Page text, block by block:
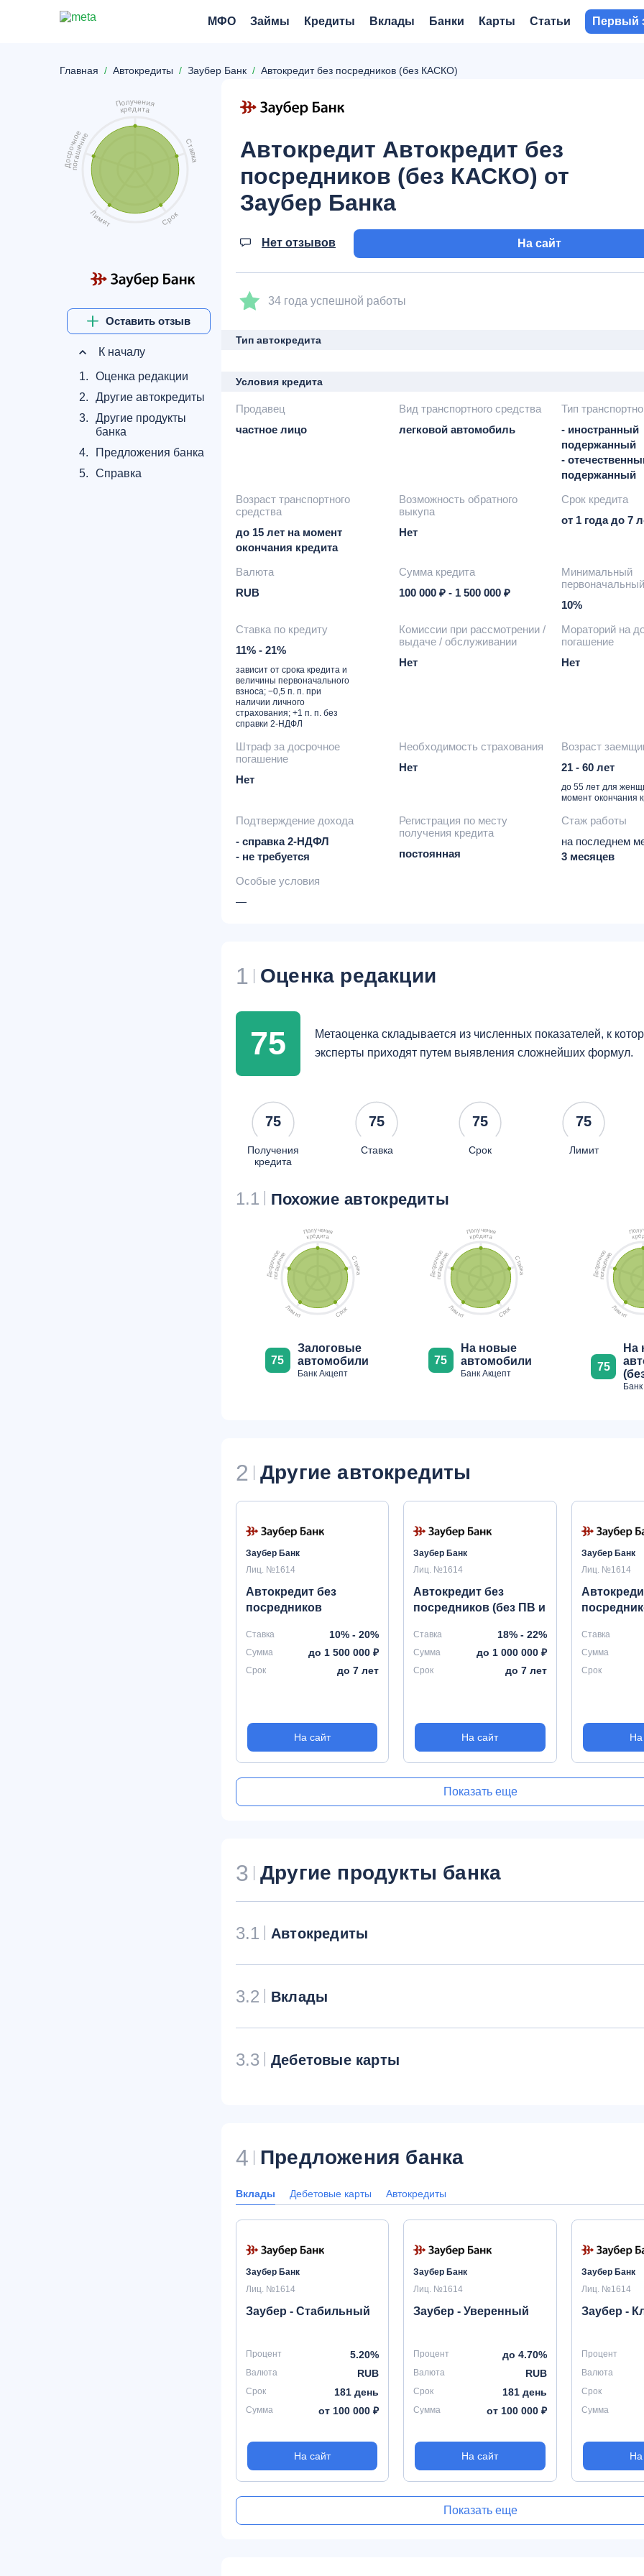
МФО Займы Кредиты Вклады Банки Карты Статьи Первый
Главная Автокредиты Заубер Банк Автокредит без посредников (без КАСКО)
Получения
кредита
С
т
а
в
к
а
Сро
к
Лимит
Д
о
с
р
о
ч
н
о
е
п
о
г
а
ш
е
н
и
е
Оставить отзыв
К началу
1.
Оценка редакции
2.
Другие автокредиты
3.
Другие продукты
банка
4.
Предложения банка
5.
Справка
Автокредит Автокредит без
посредников (без КАСКО) от
Заубер Банка
На сайт
Нет отзывов
34 года успешной работы
Тип автокредита
Условия кредита
Продавец
частное лицо
Вид транспортного средства
легковой автомобиль
Тип
- иностранный
подержанный
-
подержанный
Возраст транспортного
средства
до 15 лет на момент
окончания кредита
Возможность обратного
выкупа
Нет
Срок кредита
от 1 года до 7
Валюта
RUB
Сумма кредита
100 000 ₽ - 1 500 000 ₽
Минимальный
10%
Ставка по кредиту
11% - 21%
зависит от срока кредита и
величины первоначального
взноса; −0,5 п. п. при
наличии личного
страхования; +1 п. п. без
справки 2-НДФЛ
Комиссии при рассмотрении /
выдаче / обслуживании
Нет
Мораторий на
погашение
Нет
Штраф за досрочное
погашение
Нет
Необходимость страхования
Нет
Возраст
21 - 60 лет
до 55 лет для
момент окончания
Подтверждение дохода
- справка 2-НДФЛ
- не требуется
Регистрация по месту
получения кредита
постоянная
Стаж работы
на последнем
3 месяцев
Особые условия
—
1 Оценка редакции
75
Метаоценка складывается из численных показателей, к
эксперты приходят путем выявления сложнейших формул.
75
Получения
кредита
75
Ставка
75
Срок
75
Лимит
1.1 Похожие автокредиты
Получения
кредита
С
т
а
в
к
а
Сро
к
Лимит
Д
о
с
р
о
ч
но
е
п
о
г
а
ш
е
ни
е
75
Залоговые
автомобили
Банк Акцепт
Получения
кредита
С
т
а
в
к
а
Сро
к
Лимит
Д
о
с
р
о
ч
ное
п
о
г
а
ш
е
н
и
е
75
На новые
автомобили
Банк Акцепт
Полу
кре
Лимит
Д
о
с
р
о
ч
ное
п
о
г
а
ш
е
н
и
е
75
На
2 Другие автокредиты
Заубер Банк
Лиц. №1614
Автокредит без
посредников
Ставка 10% - 20%
Сумма до 1 500 000 ₽
Срок до 7 лет
На сайт
Заубер Банк
Лиц. №1614
Автокредит без
посредников (без ПВ и
Ставка 18% - 22%
Сумма до 1 000 000 ₽
Срок до 7 лет
На сайт
Заубер Банк
Лиц. №1614
Ставка
Сумма
Срок
На
Показать еще
3 Другие продукты банка
3.1 Автокредиты
3.2 Вклады
3.3 Дебетовые карты
4 Предложения банка
Вклады Дебетовые карты Автокредиты
Заубер Банк
Лиц. №1614
Заубер - Стабильный
Процент 5.20%
Валюта RUB
Срок 181 день
Сумма от 100 000 ₽
На сайт
Заубер Банк
Лиц. №1614
Заубер - Уверенный
Процент до 4.70%
Валюта RUB
Срок 181 день
Сумма от 100 000 ₽
На сайт
Заубер Банк
Лиц. №1614
Заубер -
Процент
Валюта
Срок
Сумма
На
Показать еще